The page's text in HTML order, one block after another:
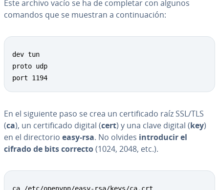
Este archivo vacío se ha de completar con algunos
comandos que se muestran a co­n­ti­nua­ción:
dev tun
proto udp
port 1194
En el siguiente paso se crea un ce­r­ti­fi­ca­do raíz SSL/TLS
(ca), un ce­r­ti­fi­ca­do digital (cert) y una clave digital (key)
en el di­re­c­to­rio easy-rsa. No olvides in­tro­du­cir el
cifrado de bits correcto(1024, 2048, etc.).